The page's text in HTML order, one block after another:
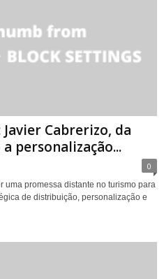
Cabrerizo, da
personalização...
0
uma promessa distante no turismo para
de distribuição, personalização e